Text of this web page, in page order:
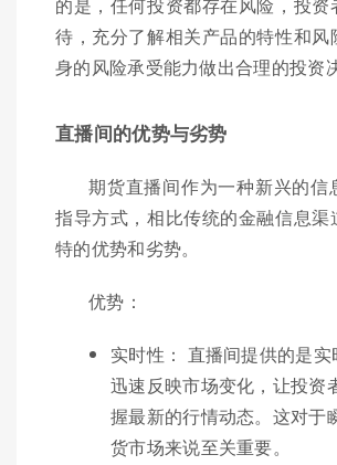
待，充分了解相关产品的特性和风
身的风险承受能力做出合理的投资
直播间的优势与劣势
期货直播间作为一种新兴的信
指导方式，相比传统的金融信息渠
特的优势和劣势。
优势：
实时性： 直播间提供的是
迅速反映市场变化，让投资
握最新的行情动态。这对于
货市场来说至关重要。